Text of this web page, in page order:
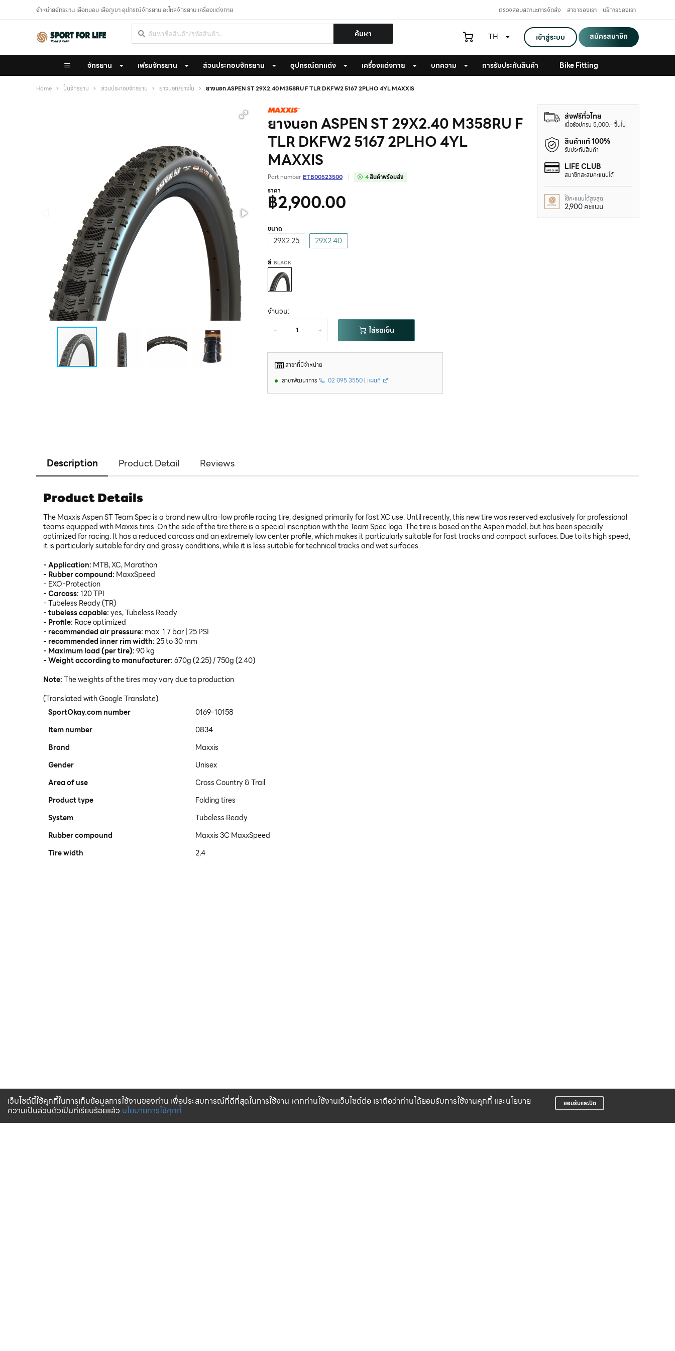
เว็บไซต์นี้ใช้คุกกี้ในการเก็บข้อมูลการใช้งานของท่าน เพื่อประสบการณ์ที่ดีที่สุดในการใช้งาน หากท่านใช้งานเว็บไซต์ต่อ เราถือว่าท่านได้ยอมรับการใช้งานคุกกี้ และนโยบาย
ความเป็นส่วนตัวเป็นที่เรียบร้อยแล้ว นโยบายการใช้คุกกี้
ยอมรับและปิด
จำหน่ายจักรยาน เสือหมอบ เสือภูเขา อุปกรณ์จักรยาน อะไหล่จักรยาน เครื่องแต่งกาย ตรวจสอบสถานะการจัดส่ง สาขาของเรา บริการของเรา
ค้นหา เข้าสู่ระบบ สมัครสมาชิก
TH
จักรยาน เฟรมจักรยาน ส่วนประกอบจักรยาน อุปกรณ์ตกแต่ง เครื่องแต่งกาย บทความ การรับประกันสินค้า Bike Fitting
Home ปั่นจักรยาน ส่วนประกอบจักรยาน ยางนอก/ยางใน ยางนอก ASPEN ST 29X2.40 M358RU F TLR DKFW2 5167 2PLHO 4YL MAXXIS
ยางนอก ASPEN ST 29X2.40 M358RU F
TLR DKFW2 5167 2PLHO 4YL
MAXXIS
Part number ETB00523500 4สินค้าพร้อมส่ง
ราคา
฿2,900.00
ขนาด
29X2.25 29X2.40
สี: BLACK
จำนวน:
-
+ ใส่รถเข็น
สาขาที่มีจำหน่าย
สาขาพัฒนาการ
02 095 3550 | แผนที่
ส่งฟรีทั่วไทย
เมื่อช้อปครบ 5,000.- ขึ้นไป
สินค้าแท้ 100%
รับประกันสินค้า
LIFE CLUB
สมาชิกสะสมคะแนนได้
ใช้คะแนนได้สูงสุด
2,900 คะแนน
Description Product Detail Reviews
Product Details
The Maxxis Aspen ST Team Spec is a brand new ultra-low profile racing tire, designed primarily for fast XC use. Until recently, this new tire was reserved exclusively for professional
teams equipped with Maxxis tires. On the side of the tire there is a special inscription with the Team Spec logo. The tire is based on the Aspen model, but has been specially
optimized for racing. It has a reduced carcass and an extremely low center profile, which makes it particularly suitable for fast tracks and compact surfaces. Due to its high speed,
it is particularly suitable for dry and grassy conditions, while it is less suitable for technical tracks and wet surfaces.
- Application: MTB, XC, Marathon
- Rubber compound: MaxxSpeed
- EXO-Protection
- Carcass:120 TPI
- Tubeless Ready (TR)
- tubeless capable:yes, Tubeless Ready
- Profile: Race optimized
- recommended air pressure: max. 1.7 bar | 25 PSI
- recommended inner rim width:25 to 30 mm
- Maximum load (per tire):90 kg
- Weight according to manufacturer:670g (2.25) / 750g (2.40)
Note:The weights of the tires may vary due to production
(Translated with Google Translate)
SportOkay.com number
0169-10158
Item number
0834
Brand
Maxxis
Gender
Unisex
Area of use
Cross Country & Trail
Product type
Folding tires
System
Tubeless Ready
Rubber compound
Maxxis 3C MaxxSpeed
Tire width
2,4